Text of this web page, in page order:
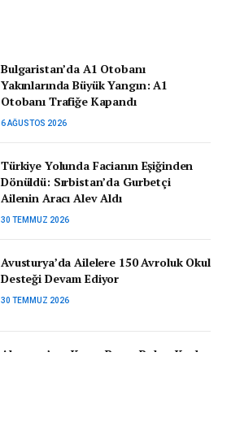
Bulgaristan’da A1 Otobanı
Yakınlarında Büyük Yangın: A1
Otobanı Trafiğe Kapandı
6 AĞUSTOS 2026
Türkiye Yolunda Facianın Eşiğinden
Dönüldü: Sırbistan’da Gurbetçi
Ailenin Aracı Alev Aldı
30 TEMMUZ 2026
Avusturya’da Ailelere 150 Avroluk Okul
Desteği Devam Ediyor
30 TEMMUZ 2026
Almanya’nın Kamu Borcu Rekor Kırdı: